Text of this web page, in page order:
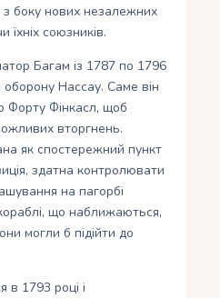
боку нових незалежних
союзників.
Багам із 1787 по 1796
оборону Нассау. Саме він
Форту Фінкасл, щоб
вторгнень.
як спостережний пункт
здатна контролювати
на пагорбі
що наближаються,
могли б підійти до
в 1793 році і